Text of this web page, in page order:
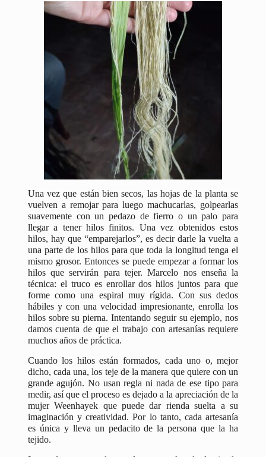
Una vez que están bien secos, las hojas de la planta se
vuelven a remojar para luego machucarlas, golpearlas
suavemente con un pedazo de fierro o un palo para
llegar a tener hilos finitos. Una vez obtenidos estos
hilos, hay que “emparejarlos”, es decir darle la vuelta a
una parte de los hilos para que toda la longitud tenga el
mismo grosor. Entonces se puede empezar a formar los
hilos que servirán para tejer. Marcelo nos enseña la
técnica: el truco es enrollar dos hilos juntos para que
forme como una espiral muy rígida. Con sus dedos
hábiles y con una velocidad impresionante, enrolla los
hilos sobre su pierna. Intentando seguir su ejemplo, nos
damos cuenta de que el trabajo con artesanías requiere
muchos años de práctica.
Cuando los hilos están formados, cada uno o, mejor
dicho, cada una, los teje de la manera que quiere con un
grande agujón. No usan regla ni nada de ese tipo para
medir, así que el proceso es dejado a la apreciación de la
mujer Weenhayek que puede dar rienda suelta a su
imaginación y creatividad. Por lo tanto, cada artesanía
es única y lleva un pedacito de la persona que la ha
tejido.